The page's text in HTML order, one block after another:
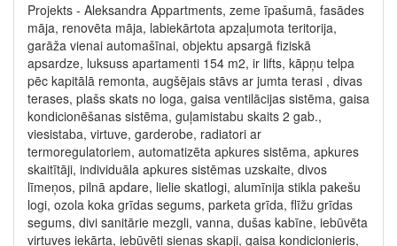
Projekts - Aleksandra Appartments, zeme īpašumā, fasādes
māja, renovēta māja, labiekārtota apzaļumota teritorija,
garāža vienai automašīnai, objektu apsargā fiziskā
apsardze, luksuss apartamenti 154 m2, ir lifts, kāpņu telpa
pēc kapitālā remonta, augšējais stāvs ar jumta terasi , divas
terases, plašs skats no loga, gaisa ventilācijas sistēma, gaisa
kondicionēšanas sistēma, guļamistabu skaits 2 gab.,
viesistaba, virtuve, garderobe, radiatori ar
termoregulatoriem, automatizēta apkures sistēma, apkures
skaitītāji, individuāla apkures sistēmas uzskaite, divos
līmeņos, pilnā apdare, lielie skatlogi, alumīnija stikla pakešu
logi, ozola koka grīdas segums, parketa grīda, flīžu grīdas
segums, divi sanitārie mezgli, vanna, dušas kabīne, iebūvēta
virtuves iekārta, iebūvēti sienas skapji, gaisa kondicionieris,